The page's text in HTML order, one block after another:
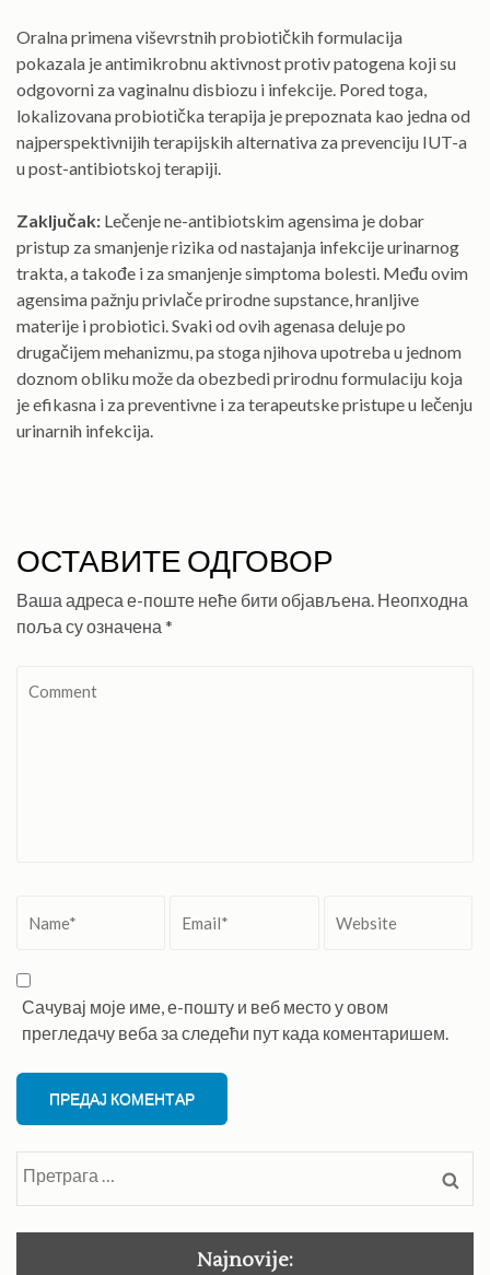
Oralna primena viševrstnih probiotičkih formulacija
pokazala je antimikrobnu aktivnost protiv patogena koji su
odgovorni za vaginalnu disbiozu i infekcije. Pored toga,
lokalizovana probiotička terapija je prepoznata kao jedna od
najperspektivnijih terapijskih alternativa za prevenciju IUT-a
u post-antibiotskoj terapiji.
Zaključak: Lečenje ne-antibiotskim agensima je dobar
pristup za smanjenje rizika od nastajanja infekcije urinarnog
trakta, a takođe i za smanjenje simptoma bolesti. Među ovim
agensima pažnju privlače prirodne supstance, hranljive
materije i probiotici. Svaki od ovih agenasa deluje po
drugačijem mehanizmu, pa stoga njihova upotreba u jednom
doznom obliku može da obezbedi prirodnu formulaciju koja
je efikasna i za preventivne i za terapeutske pristupe u lečenju
urinarnih infekcija.
ОСТАВИТЕ ОДГОВОР
Ваша адреса е-поште неће бити објављена. Неопходна
поља су означена *
Сачувај моје име, е-пошту и веб место у овом
прегледачу веба за следећи пут када коментаришем.
Najnovije: